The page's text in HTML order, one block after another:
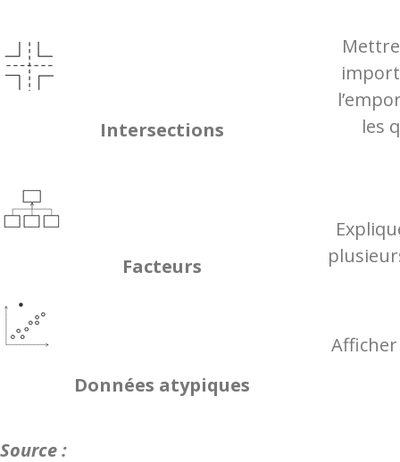
Intersections
les
Facteurs
Données atypiques
Source :